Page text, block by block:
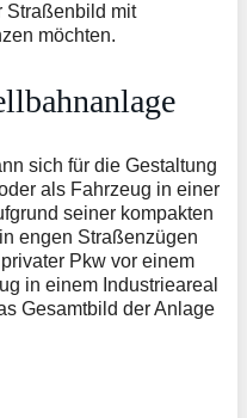
Straßenbild mit
möchten.
sich für die Gestaltung
als Fahrzeug in einer
seiner kompakten
engen Straßenzügen
Pkw vor einem
in einem Industrieareal
Gesamtbild der Anlage